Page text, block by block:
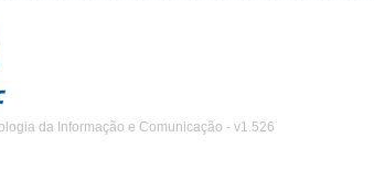
da Informação e Comunicação - v1.526